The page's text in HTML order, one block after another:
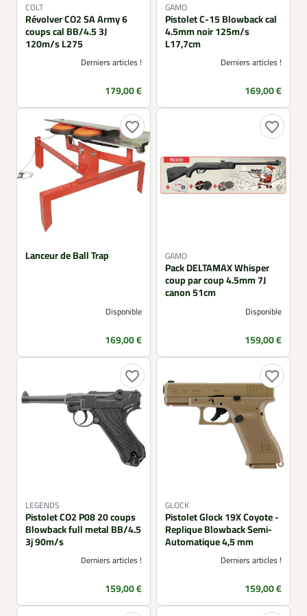
COLT
Révolver CO2 SA Army 6
coups cal BB/4.5 3J
120m/s L275
Derniers articles !
Prix
179,00 €
GAMO
Pistolet C-15 Blowback cal
4.5mm noir 125m/s
L17,7cm
Derniers articles !
Prix
169,00 €
favorite_border
Lanceur de Ball Trap
Disponible
Prix
169,00 €
favorite_border
GAMO
Pack DELTAMAX Whisper
coup par coup 4.5mm 7J
canon 51cm
Disponible
Prix
159,00 €
favorite_border
LEGENDS
Pistolet CO2 P08 20 coups
Blowback full metal BB/4.5
3j 90m/s
Derniers articles !
Prix
159,00 €
favorite_border
GLOCK
Pistolet Glock 19X Coyote -
Replique Blowback Semi-
Automatique 4,5 mm
Derniers articles !
Prix
159,00 €